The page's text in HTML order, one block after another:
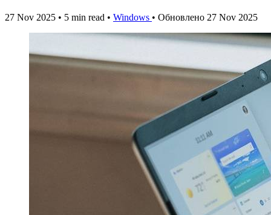
27 Nov 2025 • 5 min read • Windows • Обновлено 27 Nov 2025